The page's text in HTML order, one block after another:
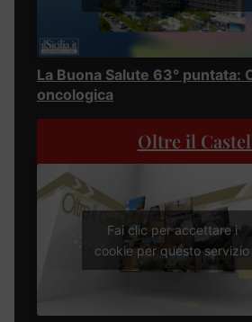
La Buona Salute 63° puntata:
oncologica
Oltre il
Fai clic per accettare i
cookie per questo servizio